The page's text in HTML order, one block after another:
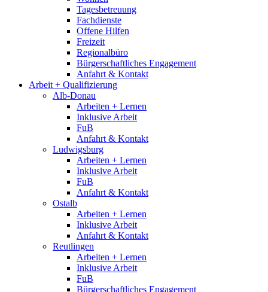
Tagesbetreuung
Fachdienste
Offene Hilfen
Freizeit
Regionalbüro
Bürgerschaftliches Engagement
Anfahrt & Kontakt
Arbeit + Qualifizierung
Alb-Donau
Arbeiten + Lernen
Inklusive Arbeit
FuB
Anfahrt & Kontakt
Ludwigsburg
Arbeiten + Lernen
Inklusive Arbeit
FuB
Anfahrt & Kontakt
Ostalb
Arbeiten + Lernen
Inklusive Arbeit
Anfahrt & Kontakt
Reutlingen
Arbeiten + Lernen
Inklusive Arbeit
FuB
Bürgerschaftliches Engagement